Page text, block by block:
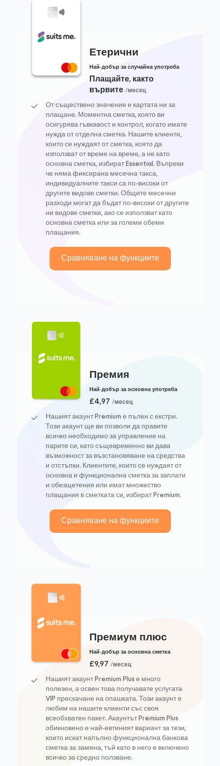
Етерични
Най-добър за случайна употреба
Плащайте, както
вървите /месец
От съществено значение е картата ни за
плащане. Моментна сметка, която ви
осигурява гъвкавост и контрол, когато имате
нужда от отделна сметка. Нашите клиенти,
които се нуждаят от сметка, която да
използват от време на време, а не като
основна сметка, избират Essential. Въпреки
че няма фиксирана месечна такса,
индивидуалните такси са по-високи от
другите видове сметки. Общите месечни
разходи могат да бъдат по-високи от другите
ни видове сметки, ако се използват като
основна сметка или за големи обеми
плащания.
Сравняване на функциите
Премия
Най-добър за основна употреба
£4,97 /месец
Нашият акаунт Premium е пълен с екстри.
Този акаунт ще ви позволи да правите
всичко необходимо за управление на
парите си, като същевременно ви дава
възможност за възстановяване на средства
и отстъпки. Клиентите, които се нуждаят от
основна и функционална сметка за заплати
и обезщетения или имат множество
плащания в сметката си, избират Premium.
Сравняване на функциите
Премиум плюс
Най-добър за основна сметка
£9,97 /месец
Нашият акаунт Premium Plus е много
полезен, а освен това получавате услугата
VIP прескачане на опашката. Този акаунт е
любим на нашите клиенти със своя
всеобхватен пакет. Акаунтът Premium Plus
обикновено е най-евтиният вариант за тези,
които искат напълно функционална банкова
сметка за замяна, тъй като в него е включено
всичко за средно ползване.